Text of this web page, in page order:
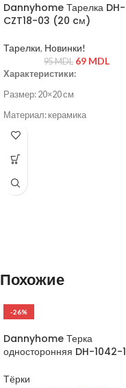
Dannyhome Тарелка DH-
CZT18-03 (20 cм)
Тарелки, Новинки!
95MDL 69 MDL
Характеристики:
Размер: 20×20 см
Материал: керамика
Цвет: белый с коричневыми
Назначение: десертная или
Похожие
-26%
Dannyhome Терка
односторонняя DH-1042-1
Тёрки